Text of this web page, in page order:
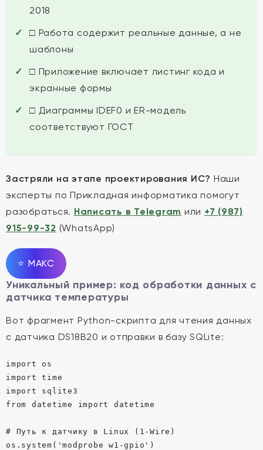
2018
□ Работа содержит реальные данные, а не
шаблоны
□ Приложение включает листинг кода и
экранные формы
□ Диаграммы IDEF0 и ER-модель
соответствуют ГОСТ
Застряли на этапе проектирования ИС? Наши
эксперты по Прикладная информатика помогут
разобраться. Написать в Telegram или +7 (987)
915-99-32 (WhatsApp)
⭐ MAКС
Уникальный пример: код обработки данных с
датчика температуры
Вот фрагмент Python-скрипта для чтения данных
с датчика DS18B20 и отправки в базу SQLite:
import os
import time
import sqlite3
from datetime import datetime
# Путь к датчику в Linux (1-Wire)
os.system('modprobe w1-gpio')